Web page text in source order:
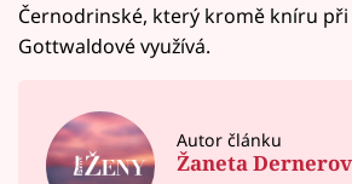
Černodrinské, který kromě kníru
Gottwaldové využívá.
Autor článku
Žaneta